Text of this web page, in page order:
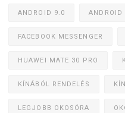
ANDROID 9.0 ANDROID
FACEBOOK MESSENGER
HUAWEI MATE 30 PRO
KÍNÁBÓL RENDELÉS
LEGJOBB OKOSÓRA